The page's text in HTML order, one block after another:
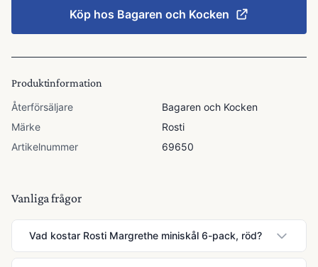
Köp hos Bagaren och Kocken
Produktinformation
Återförsäljare
Bagaren och Kocken
Märke
Rosti
Artikelnummer
69650
Vanliga frågor
Vad kostar Rosti Margrethe miniskål 6-pack, röd?